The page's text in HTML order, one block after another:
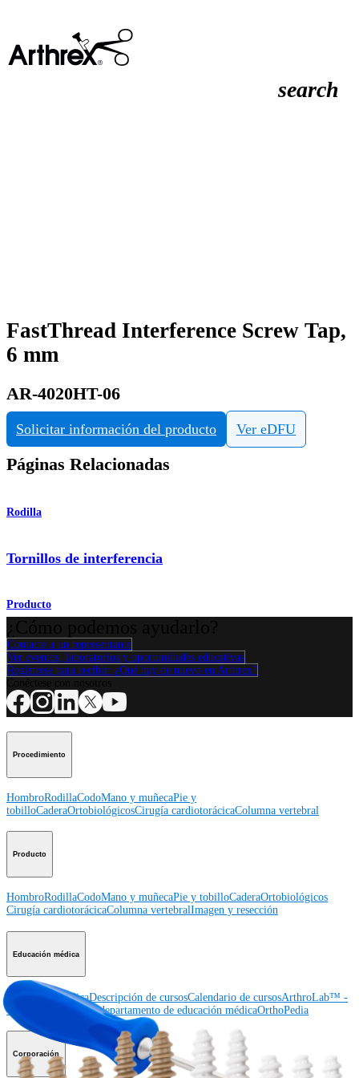
search
FastThread Interference Screw Tap,
6 mm
AR-4020HT-06
Solicitar información del producto Ver eDFU
Páginas Relacionadas
Rodilla
Tornillos de interferencia
Producto
Contacte a un representante
Ver eventos, laboratorios y oportunidades educativas
Regístrese para recibir: ¿Qué hay de nuevo en Arthrex?
Procedimiento
HombroRodillaCodoMano y muñecaPie y
tobilloCaderaOrtobiológicosCirugía cardiotorácicaColumna vertebral
Producto
HombroRodillaCodoMano y muñecaPie y tobilloCaderaOrtobiológicos
Cirugía cardiotorácicaColumna vertebralImagen y resección
Educación médica
Educación médicaDescripción de cursosCalendario de cursosArthroLab™ -
Ubicaciones
Nuestro departamento de educación médicaOrthoPedia
Corporación